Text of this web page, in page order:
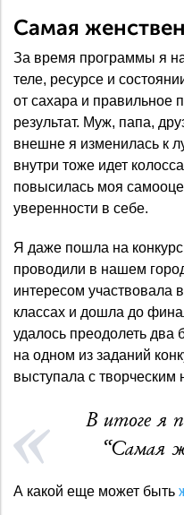
Самая
За время программы я
теле, ресурсе и
от сахара и правильное
результат. Муж, папа,
внешне я изменилась к
внутри тоже идет
повысилась моя
уверенности в себе.
Я даже пошла на
проводили в нашем
интересом участвовала
классах и дошла до
удалось преодолеть два
на одном из заданий
выступала с творческим
В итоге я
“Самая
А какой еще может быть